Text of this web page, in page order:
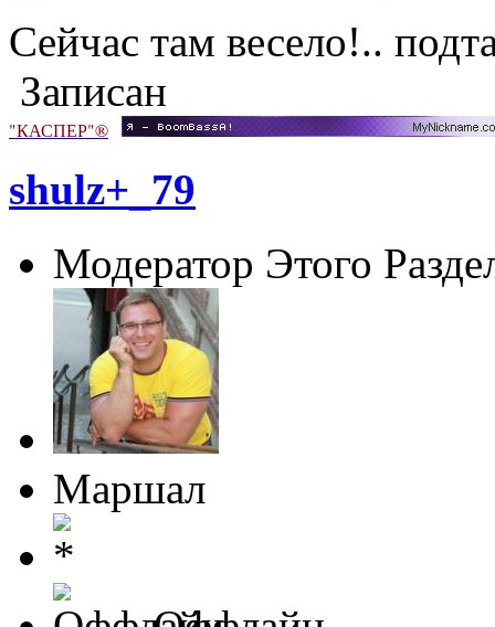
Сейчас там весело!..
Записан
"КАСПЕР"®
shulz+_79
Модератор Этого
Маршал